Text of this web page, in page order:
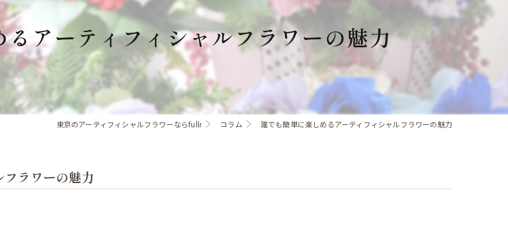
手入れ不要
サブスク
ギフト
ワークショップ
アーティフィシャルフラワーの魅力
東京のアーティフィシャルフラワーならfullr コラム 誰でも簡単に楽しめるアーティフィシャルフラワーの魅力
ラワーの魅力